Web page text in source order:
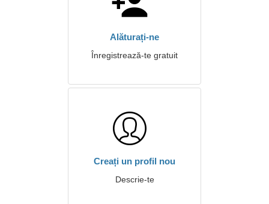
Alăturați-ne
Înregistrează-te gratuit
Creați un profil nou
Descrie-te